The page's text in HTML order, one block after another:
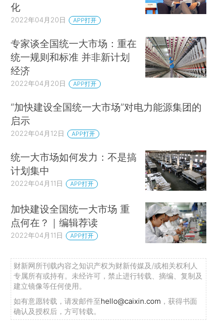
化
2022年04月20日 APP打开
专家谈全国统一大市场：重在
统一规则和标准 并非新计划
经济
2022年04月20日 APP打开
“加快建设全国统一大市场”对电力能源集团的
启示
2022年04月12日 APP打开
统一大市场如何发力：不是搞
计划集中
2022年04月11日 APP打开
加快建设全国统一大市场 重
点何在？｜编辑荐读
2022年04月11日 APP打开
财新网所刊载内容之知识产权为财新传媒及/或相关权利人
专属所有或持有。未经许可，禁止进行转载、摘编、复制及
建立镜像等任何使用。
如有意愿转载，请发邮件至hello@caixin.com ，获得书面
确认及授权后，方可转载。